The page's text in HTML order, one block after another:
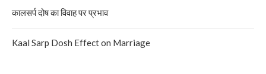
कालसर्प दोष का विवाह पर प्रभाव
Kaal Sarp Dosh Effect on Marriage